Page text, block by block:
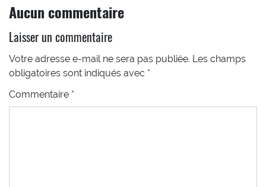
Aucun commentaire
Laisser un commentaire
Votre adresse e-mail ne sera pas publiée. Les champs
obligatoires sont indiqués avec *
Commentaire *